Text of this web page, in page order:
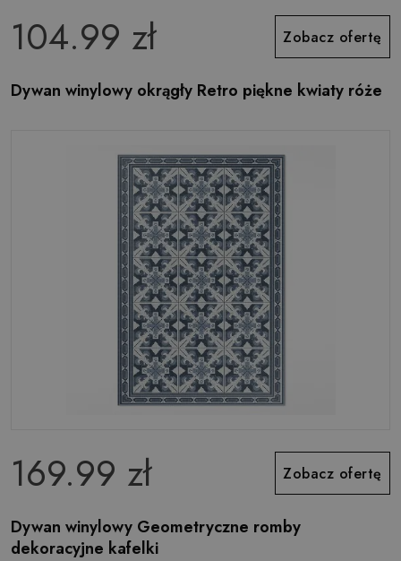
104.99 zł Zobacz ofertę
Dywan winylowy okrągły Retro piękne kwiaty róże
169.99 zł Zobacz ofertę
Dywan winylowy Geometryczne romby
dekoracyjne kafelki